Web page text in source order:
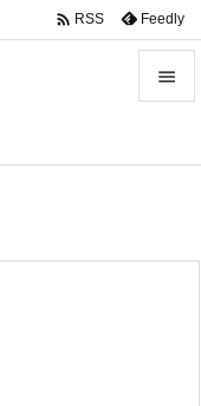

 RSS Feedly